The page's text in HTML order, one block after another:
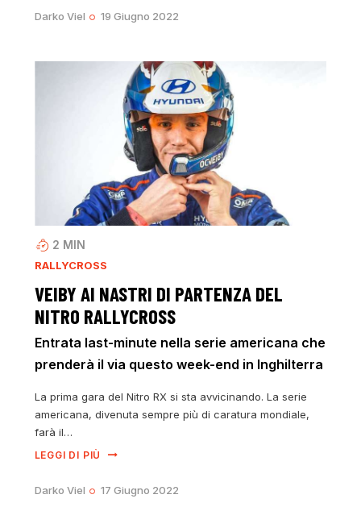
Darko Viel 19 Giugno 2022
2 MIN
RALLYCROSS
VEIBY AI NASTRI DI PARTENZA DEL
NITRO RALLYCROSS
Entrata last-minute nella serie americana che
prenderà il via questo week-end in Inghilterra
La prima gara del Nitro RX si sta avvicinando. La serie
americana, divenuta sempre più di caratura mondiale,
farà il…
LEGGI DI PIÙ
Darko Viel 17 Giugno 2022